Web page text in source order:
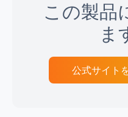
この製品
ま
公式サイト